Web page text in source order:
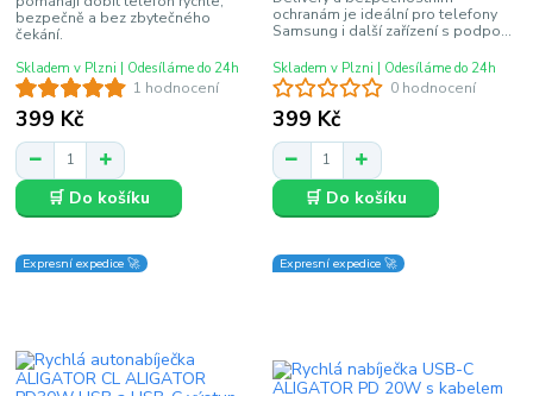
1 hodnocení
bezpečně a bez zbytečného
čekání.
399 Kč
Skladem v Plzni | Odesíláme do 24h
🛒 Do košíku
0 hodnocení
ochranám je ideální pro telefony
Samsung i další zařízení s podpo...
399 Kč
Skladem v Plzni | Odesíláme do 24h
🛒 Do košíku
Expresní expedice 🚀 Expresní expedice 🚀